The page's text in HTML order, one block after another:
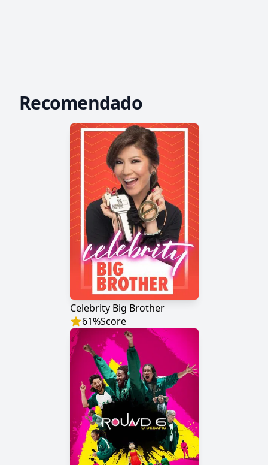
Recomendado
Celebrity Big Brother
61%Score